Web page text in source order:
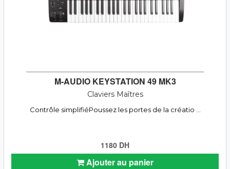
M-AUDIO KEYSTATION 49 MK3
Claviers Maîtres
Contrôle simplifiéPoussez les portes de la créatio ...
1180 DH
Ajouter au panier